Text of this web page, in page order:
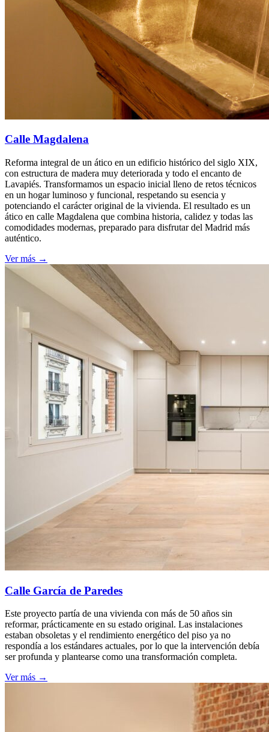
Calle Magdalena
Reforma integral de un ático en un edificio histórico del siglo XIX,
con estructura de madera muy deteriorada y todo el encanto de
Lavapiés. Transformamos un espacio inicial lleno de retos técnicos
en un hogar luminoso y funcional, respetando su esencia y
potenciando el carácter original de la vivienda. El resultado es un
ático en calle Magdalena que combina historia, calidez y todas las
comodidades modernas, preparado para disfrutar del Madrid más
auténtico.
Ver más →
Calle García de Paredes
Este proyecto partía de una vivienda con más de 50 años sin
reformar, prácticamente en su estado original. Las instalaciones
estaban obsoletas y el rendimiento energético del piso ya no
respondía a los estándares actuales, por lo que la intervención debía
ser profunda y plantearse como una transformación completa.
Ver más →